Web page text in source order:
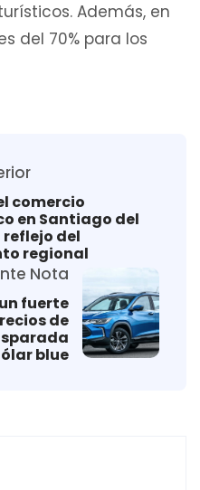
Además, en
del 70% para los
comercio
en Santiago del
reflejo del
regional
Nota
fuerte
de
blue